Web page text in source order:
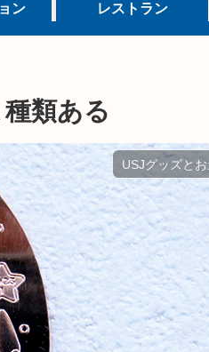
ン レストラン
類ある
USJグッズと